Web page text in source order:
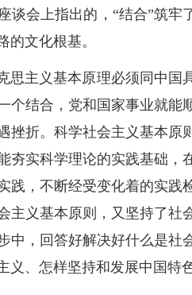
会上指出的，“结合”筑牢
文化根基。
主义基本原理必须同中国
结合，党和国家事业就能
折。科学社会主义基本原
实科学理论的实践基础，
，不断经受变化着的实践
义基本原则，又坚持了社
，回答好解决好什么是社
、怎样坚持和发展中国特